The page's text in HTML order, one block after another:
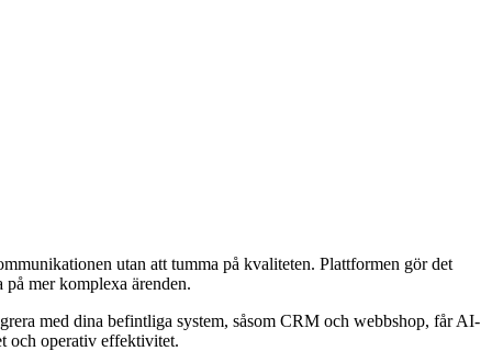
utan att tumma på kvaliteten. Plattformen gör det
mer komplexa ärenden.
med dina befintliga system, såsom CRM och webbshop, får AI-
och operativ effektivitet.